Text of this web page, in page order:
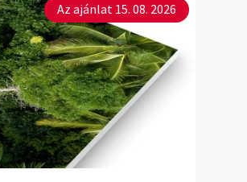
Az ajánlat 15. 08. 2026